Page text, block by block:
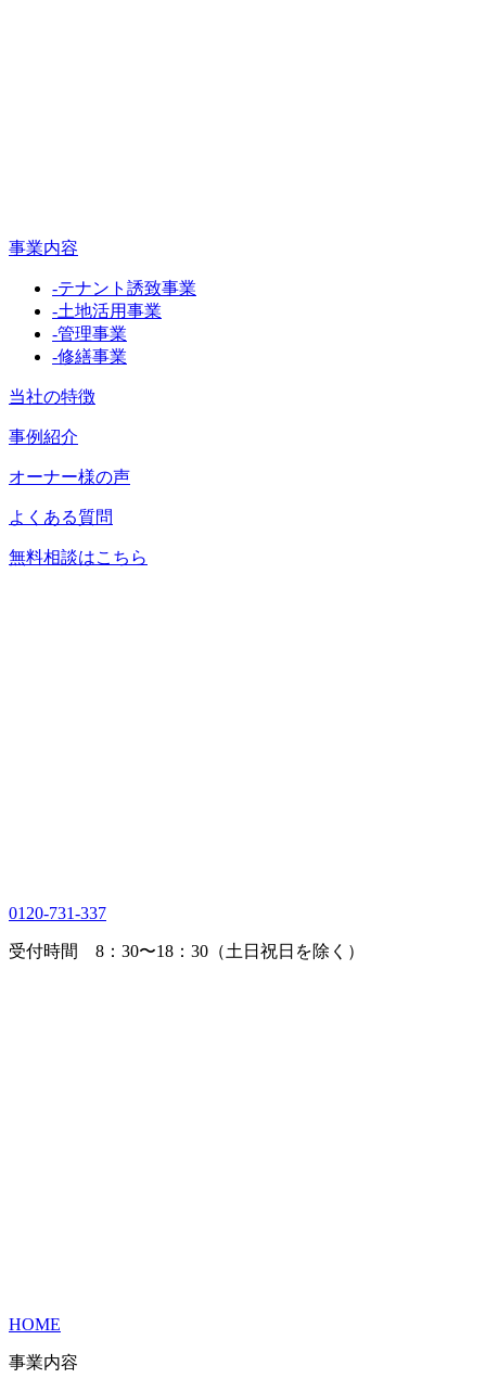
事業内容
-テナント誘致事業
-土地活用事業
-管理事業
-修繕事業
当社の特徴
事例紹介
オーナー様の声
よくある質問
無料相談はこちら
0120-731-337
受付時間 8：30〜18：30（土日祝日を除く）
HOME
事業内容